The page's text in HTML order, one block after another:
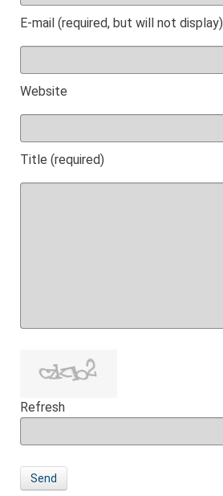
E-mail (required, but will not display)
Website
Title (required)
Refresh
Send